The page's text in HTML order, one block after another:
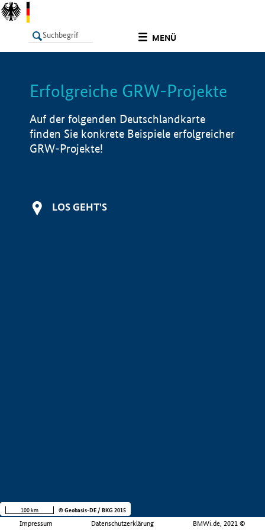
MENÜ
LISTE Info
Erfolgreiche GRW-Projekte
Auf der folgenden Deutschlandkarte
finden Sie konkrete Beispiele erfolgreicher
GRW-Projekte!
LOS GEHT'S
Impressum Datenschutzerklärung BMWi.de, 2021 ©
100 km © Geobasis-DE / BKG 2015